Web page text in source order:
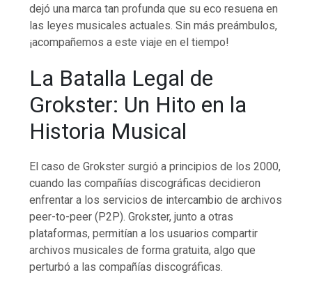
dejó una marca tan profunda que su eco resuena en
las leyes musicales actuales. Sin más preámbulos,
¡acompañemos a este viaje en el tiempo!
La Batalla Legal de
Grokster: Un Hito en la
Historia Musical
El caso de Grokster surgió a principios de los 2000,
cuando las compañías discográficas decidieron
enfrentar a los servicios de intercambio de archivos
peer-to-peer (P2P). Grokster, junto a otras
plataformas, permitían a los usuarios compartir
archivos musicales de forma gratuita, algo que
perturbó a las compañías discográficas.